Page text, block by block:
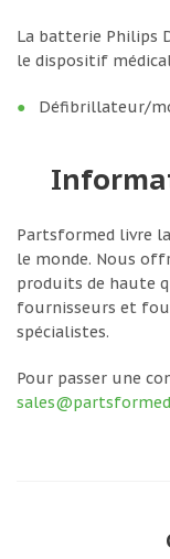
La batterie Philips
le dispositif
Défibrillateur/
Partsformed livre
le monde. Nous
produits de haute
fournisseurs et
spécialistes.
Pour passer une